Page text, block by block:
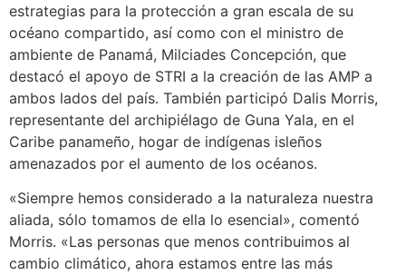
estrategias para la protección a gran escala de su
océano compartido, así como con el ministro de
ambiente de Panamá, Milciades Concepción, que
destacó el apoyo de STRI a la creación de las AMP a
ambos lados del país. También participó Dalis Morris,
representante del archipiélago de Guna Yala, en el
Caribe panameño, hogar de indígenas isleños
amenazados por el aumento de los océanos.
«Siempre hemos considerado a la naturaleza nuestra
aliada, sólo tomamos de ella lo esencial», comentó
Morris. «Las personas que menos contribuimos al
cambio climático, ahora estamos entre las más